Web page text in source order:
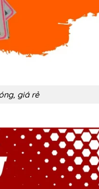
giá rẻ